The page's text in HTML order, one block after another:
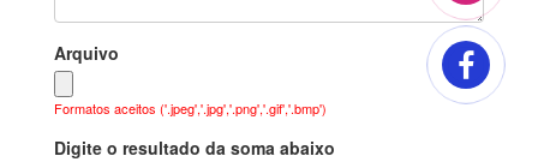
Arquivo
Formatos aceitos ('.jpeg','.jpg','.png','.gif','.bmp')
Digite o resultado da soma abaixo